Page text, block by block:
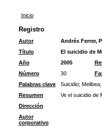
Inicio
Registro
Autor
Andrés Ferrer,
Título
El suicidio de
Año
2005
Número
30
Palabras clave
Suicidio; Melibea;
Resumen
Ve el suicidio de
Dirección
Autor
corporativo